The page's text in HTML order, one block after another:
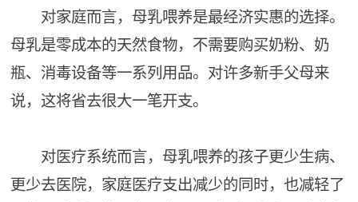
对家庭而言，母乳喂养是最经济实惠的选择。
母乳是零成本的天然食物，不需要购买奶粉、奶
瓶、消毒设备等一系列用品。对许多新手父母来
说，这将省去很大一笔开支。
对医疗系统而言，母乳喂养的孩子更少生病、
更少去医院，家庭医疗支出减少的同时，也减轻了